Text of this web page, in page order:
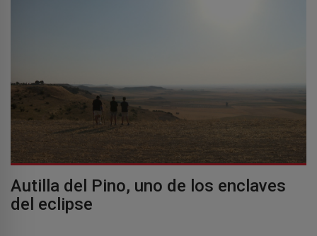
Autilla del Pino, uno de los enclaves
del eclipse